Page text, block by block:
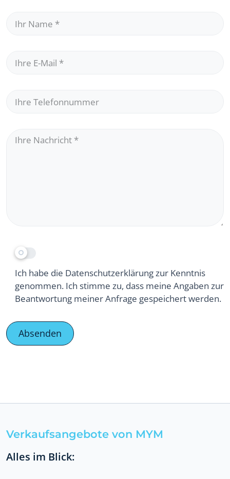
Ihr Name
Ihre E-Mail*
Ihre Telefonnummer
Ihre Nachricht*
Ich habe die Datenschutzerklärung zur Kenntnis
genommen. Ich stimme zu, dass meine Angaben zur
Beantwortung meiner Anfrage gespeichert werden.
Verkaufsangebote von MYM
Alles im Blick: